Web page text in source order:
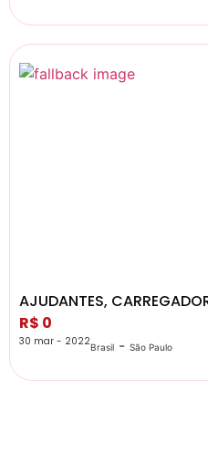
AJUDANTES,
R$ 0
30 mar - 2022Brasil - São Paulo